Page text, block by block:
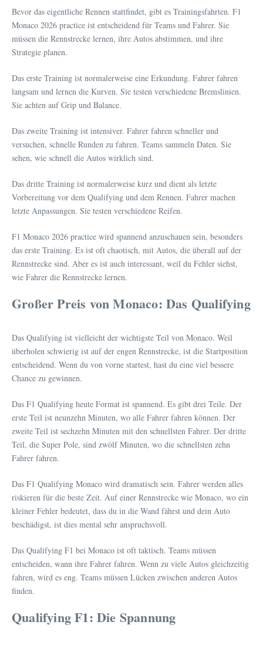
Bevor das eigentliche Rennen stattfindet, gibt es Trainingsfahrten. F1
Monaco 2026 practice ist entscheidend für Teams und Fahrer. Sie
müssen die Rennstrecke lernen, ihre Autos abstimmen, und ihre
Strategie planen.
Das erste Training ist normalerweise eine Erkundung. Fahrer fahren
langsam und lernen die Kurven. Sie testen verschiedene Bremslinien.
Sie achten auf Grip und Balance.
Das zweite Training ist intensiver. Fahrer fahren schneller und
versuchen, schnelle Runden zu fahren. Teams sammeln Daten. Sie
sehen, wie schnell die Autos wirklich sind.
Das dritte Training ist normalerweise kurz und dient als letzte
Vorbereitung vor dem Qualifying und dem Rennen. Fahrer machen
letzte Anpassungen. Sie testen verschiedene Reifen.
F1 Monaco 2026 practice wird spannend anzuschauen sein, besonders
das erste Training. Es ist oft chaotisch, mit Autos, die überall auf der
Rennstrecke sind. Aber es ist auch interessant, weil du Fehler siehst,
wie Fahrer die Rennstrecke lernen.
Großer Preis von Monaco: Das Qualifying
Das Qualifying ist vielleicht der wichtigste Teil von Monaco. Weil
überholen schwierig ist auf der engen Rennstrecke, ist die Startposition
entscheidend. Wenn du von vorne startest, hast du eine viel bessere
Chance zu gewinnen.
Das F1 Qualifying heute Format ist spannend. Es gibt drei Teile. Der
erste Teil ist neunzehn Minuten, wo alle Fahrer fahren können. Der
zweite Teil ist sechzehn Minuten mit den schnellsten Fahrer. Der dritte
Teil, die Super Pole, sind zwölf Minuten, wo die schnellsten zehn
Fahrer fahren.
Das F1 Qualifying Monaco wird dramatisch sein. Fahrer werden alles
riskieren für die beste Zeit. Auf einer Rennstrecke wie Monaco, wo ein
kleiner Fehler bedeutet, dass du in die Wand fährst und dein Auto
beschädigst, ist dies mental sehr anspruchsvoll.
Das Qualifying F1 bei Monaco ist oft taktisch. Teams müssen
entscheiden, wann ihre Fahrer fahren. Wenn zu viele Autos gleichzeitig
fahren, wird es eng. Teams müssen Lücken zwischen anderen Autos
finden.
Qualifying F1: Die Spannung